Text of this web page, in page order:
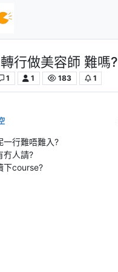
行做美容師 難嗎?
1 1 183 1
一行難唔難入?
冇人請?
下course?